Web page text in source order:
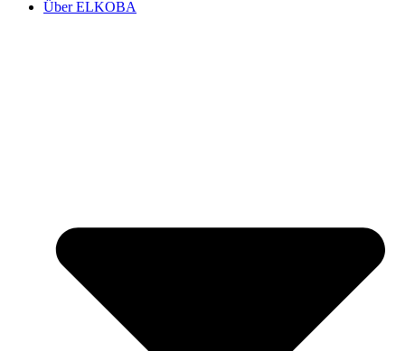
Über ELKOBA